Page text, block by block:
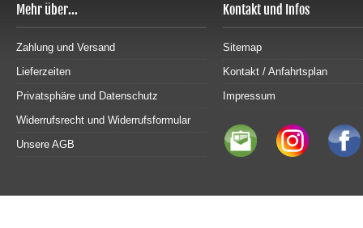
Mehr über...
Zahlung und Versand
Lieferzeiten
Privatsphäre und Datenschutz
Widerrufsrecht und Widerrufsformular
Unsere AGB
Kontakt und Infos
Sitemap
Kontakt / Anfahrtsplan
Impressum